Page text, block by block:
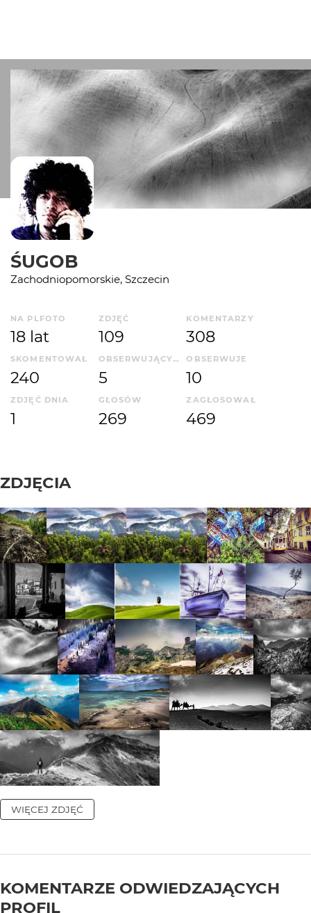
ŚUGOB
Zachodniopomorskie, Szczecin
NA PLFOTO
18 lat
ZDJĘĆ
109
KOMENTARZY
308
SKOMENTOWAŁ
240
OBSERWUJĄCYCH
5
OBSERWUJE
10
ZDJĘĆ DNIA
1
GŁOSÓW
269
ZAGŁOSOWAŁ
469
ZDJĘCIA
WIĘCEJ ZDJĘĆ
KOMENTARZE ODWIEDZAJĄCYCH
PROFIL